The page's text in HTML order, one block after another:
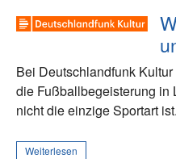
Bei Deutschlandfunk
die Fußballbegeisterung in
nicht die einzige Sportart ist.
Weiterlesen